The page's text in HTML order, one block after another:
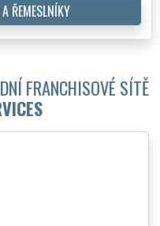
ŘEMESLNÍKY
FRANCHISOVÉ SÍTĚ